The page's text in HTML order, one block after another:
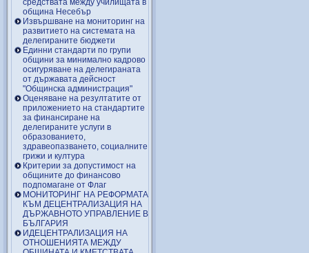
средствата между училищата в
община Несебър
Извършване на мониторинг на
развитието на системата на
делегираните бюджети
Единни стандарти по групи
общини за минимално кадрово
осигуряване на делегираната
от държавата дейсност
"Общинска администрация"
Оценяване на резултатите от
приложението на стандартите
за финансиране на
делегираните услуги в
образованието,
здравеопазването, социалните
грижи и култура
Критерии за допустимост на
общините до финансово
подпомагане от Флаг
МОНИТОРИНГ НА РЕФОРМАТА
КЪМ ДЕЦЕНТРАЛИЗАЦИЯ НА
ДЪРЖАВНОТО УПРАВЛЕНИЕ В
БЪЛГАРИЯ
ИДЕЦЕНТРАЛИЗАЦИЯ НА
ОТНОШЕНИЯТА МЕЖДУ